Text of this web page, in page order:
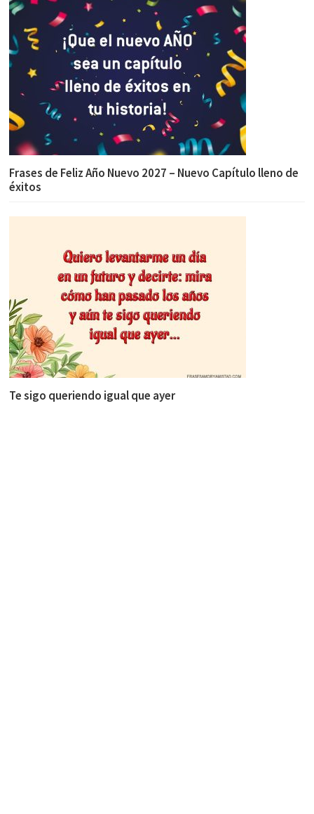
Frases de Feliz Año Nuevo 2027 – Nuevo Capítulo lleno de
éxitos
Te sigo queriendo igual que ayer